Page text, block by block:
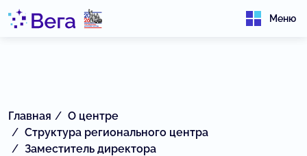
Меню
Главная
О центре
Структура регионального центра
Заместитель директора